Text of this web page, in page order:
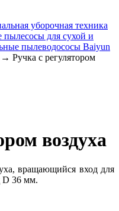
уборочная техника
для сухой и
пылеводососы Baiyun
→ Ручка с регулятором
воздуха
вращающийся вход для
D 36 мм.